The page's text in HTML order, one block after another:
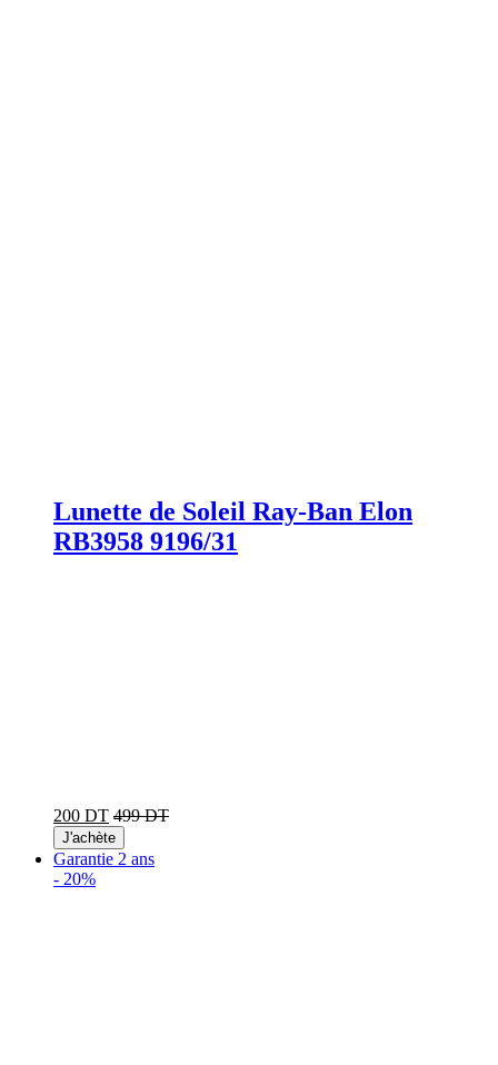
Lunette de Soleil Ray-Ban Elon
RB3958 9196/31
200 DT 499 DT
J'achète
Garantie 2 ans
- 20%